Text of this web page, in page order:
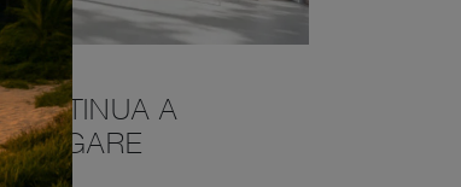
CONTINUA A
NAVIGARE